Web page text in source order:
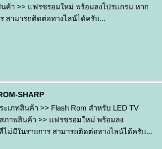
ค้า >> แฟรซรอมใหม่ พร้อมลงโปรแกรม หาก
สามารถติดต่อทางไลน์ได้ครับ...
SHARP
เภทสินค้า >> Flash Rom สำหรับ LED TV
ภาพสินค้า >> แฟรซรอมใหม่ พร้อมลง
ม่มีในรายการ สามารถติดต่อทางไลน์ได้ครับ...